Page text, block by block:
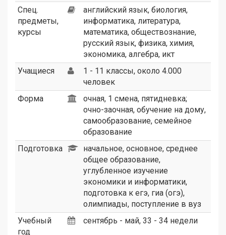
Спец.
предметы,
курсы
английский язык, биология,
информатика, литература,
математика, обществознание,
русский язык, физика, химия,
экономика, алгебра, икт
Учащиеся
1 - 11 классы, около 4.000
человек
Форма
очная, 1 смена, пятидневка;
очно-заочная, обучение на дому,
самообразование, семейное
образование
Подготовка
начальное, основное, среднее
общее образование,
углубленное изучение
экономики и информатики,
подготовка к егэ, гиа (огэ),
олимпиады, поступление в вуз
Учебный
год
сентябрь - май, 33 - 34 недели